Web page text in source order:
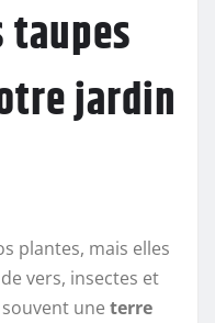
taupes
jardin
plantes, mais elles
vers, insectes et
une terre